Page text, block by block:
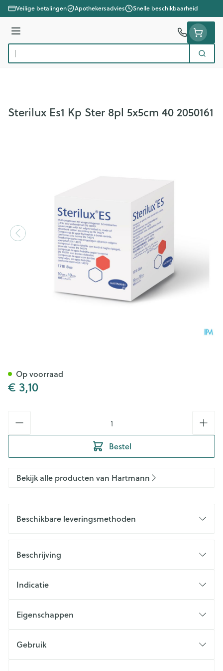
Ga naar de inhoud
Veilige betalingen Apothekersadvies Snelle beschikbaarheid
Menu
Product, merk, categorie...
Zoek
Sterilux Es1 Kp Ster 8pl 5x5cm 40 2050161
€ 3,10
Bestel
Op voorraad
Bekijk alle producten van Hartmann
Beschikbare leveringsmethoden
Beschrijving
Indicatie
Eigenschappen
Gebruik